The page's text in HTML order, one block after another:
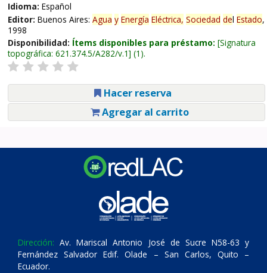
Idioma: Español
Editor: Buenos Aires: Agua y Energía Eléctrica, Sociedad del Estado,
1998
Disponibilidad: Ítems disponibles para préstamo: Signatura
topográfica: 621.374.5/A282/v.1 (1).
Hacer reserva
Agregar al carrito
Dirección: Av. Mariscal Antonio José de Sucre N58-63 y
Fernández Salvador Edif. Olade – San Carlos, Quito –
Ecuador.